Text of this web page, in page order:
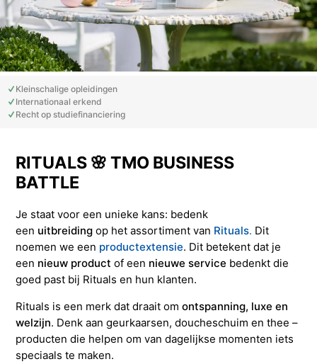
Studieadvisering
INretail Entrepreneur Award
Kosten
Studiefinanciering
Algemene voorwaarden
Op kamers in Doorn
Doorstromen van MBO naar HBO
INFOcenter
DevelopmentLAB
Contactpersonen
Onze docenten
Studieadvisering
Studiefinanciering
Algemene voorwaarden
Op kamers in Doorn
Studentenvereniging
Doorstuderen
Let’s stay in touch
Vacatures in fashion
Adviesorganen & commissies
Werken bij TMO
Stagebedrijven
Samenwerkingspartners
FAQ
Contact
Mijn TMO
Kleinschalige opleidingen
Internationaal erkend
Recht op studiefinanciering
RITUALS 🌸 TMO BUSINESS
BATTLE
Je staat voor een unieke kans: bedenk
een uitbreiding op het assortiment van Rituals. Dit
noemen we een productextensie. Dit betekent dat je
een nieuw product of een nieuwe service bedenkt die
goed past bij Rituals en hun klanten.
Rituals is een merk dat draait omontspanning, luxe en
welzijn. Denk aan geurkaarsen, doucheschuim en thee –
producten die helpen om van dagelijkse momenten iets
speciaals te maken.